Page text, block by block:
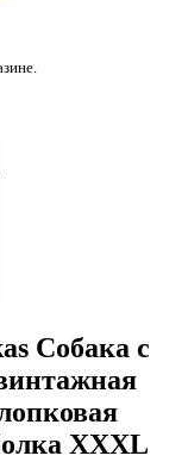
Собака с
XXXL